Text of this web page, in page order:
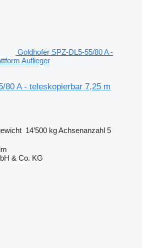
Goldhofer SPZ-DL5-55/80 A -
Auflieger
80 A - teleskopierbar 7,25 m
14’500 kgAchsenanzahl 5
& Co. KG